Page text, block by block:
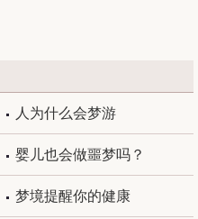
人为什么会梦游
婴儿也会做噩梦吗？
梦境提醒你的健康